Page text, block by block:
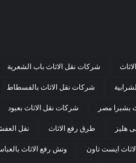
شركات نقل الاثاث باب الشعرية
شركات نقل الاثاث بالفسطاط
بشبرا مصر شركات نقل الاثاث بعبود
هليز طرق رفع الاثاث نقل
ايست تاون ونش رفع الاثاث